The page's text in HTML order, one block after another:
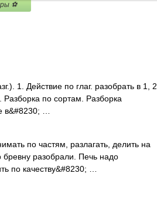
⚽
1. Действие по глаг. разобрать в 1, 2,
Разборка по сортам. Разборка
в&#8230; …
по частям, разлагать, делить на
бревну разобрали. Печь надо
по качеству&#8230; …